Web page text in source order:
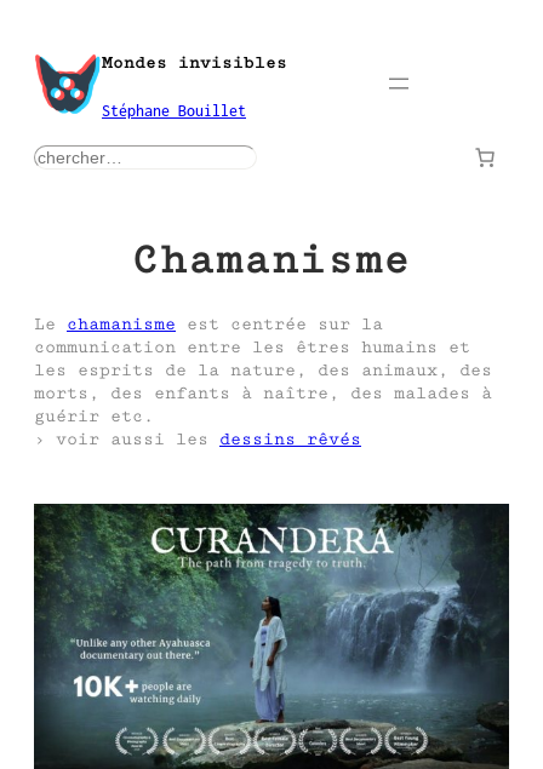
contenu
Mondes invisibles
Stéphane Bouillet
rechercher
Chamanisme
Le chamanisme est centrée sur la
communication entre les êtres humains et
les esprits de la nature, des animaux, des
morts, des enfants à naître, des malades à
guérir etc.
› voir aussi les dessins rêvés